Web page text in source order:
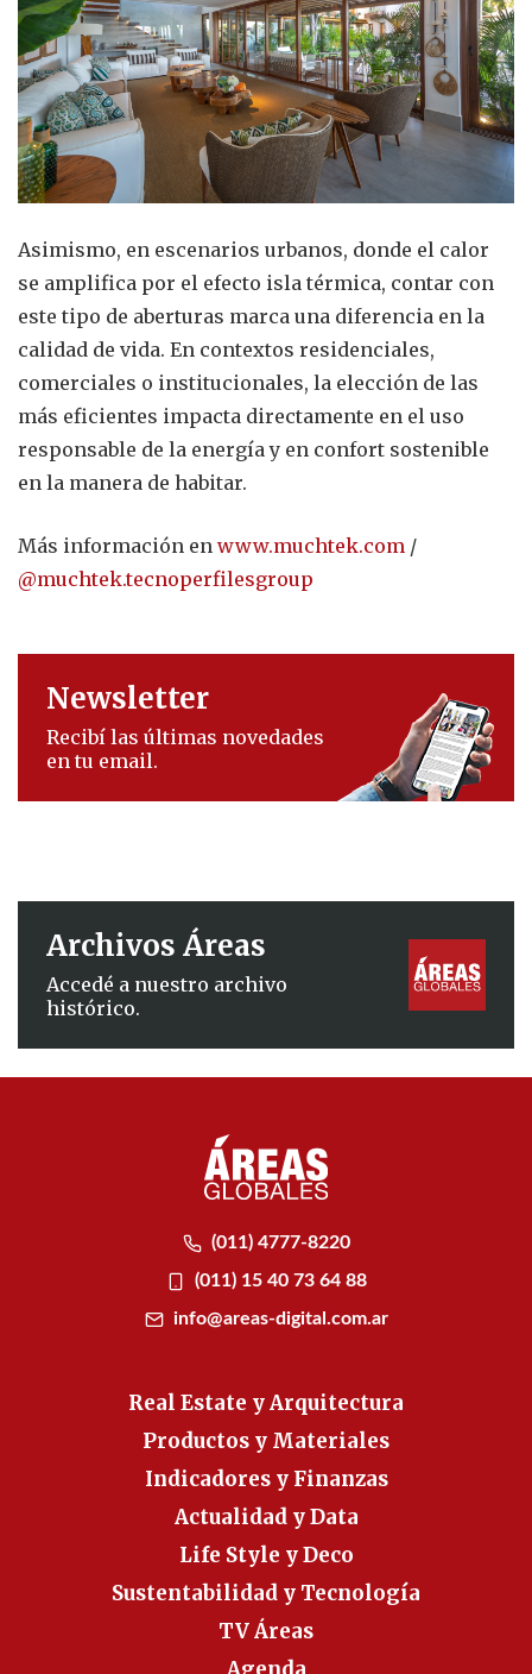
Asimismo, en escenarios urbanos, donde el calor
se amplifica por el efecto isla térmica, contar con
este tipo de aberturas marca una diferencia en la
calidad de vida. En contextos residenciales,
comerciales o institucionales, la elección de las
más eficientes impacta directamente en el uso
responsable de la energía y en confort sostenible
en la manera de habitar.
Más información en www.muchtek.com /
@muchtek.tecnoperfilesgroup
Newsletter
Recibí las últimas novedades
en tu email.
Archivos Áreas
Accedé a nuestro archivo
histórico.
(011) 4777-8220
(011) 15 40 73 64 88
info@areas-digital.com.ar
Real Estate y Arquitectura
Productos y Materiales
Indicadores y Finanzas
Actualidad y Data
Life Style y Deco
Sustentabilidad y Tecnología
TV Áreas